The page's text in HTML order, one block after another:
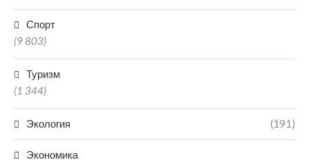
Спорт
(9 803)
Туризм
(1 344)
Экология (191)
Экономика